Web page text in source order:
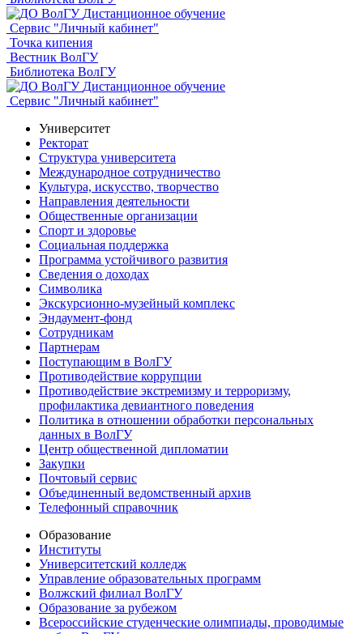
Дистанционное обучение
Сервис "Личный кабинет"
Точка кипения
Вестник ВолГУ
Библиотека ВолГУ
Дистанционное обучение
Сервис "Личный кабинет"
Университет
Ректорат
Структура университета
Международное сотрудничество
Культура, искусство, творчество
Направления деятельности
Общественные организации
Спорт и здоровье
Социальная поддержка
Программа устойчивого развития
Сведения о доходах
Символика
Экскурсионно-музейный комплекс
Эндаумент-фонд
Сотрудникам
Партнерам
Поступающим в ВолГУ
Противодействие коррупции
Противодействие экстремизму и терроризму,
профилактика девиантного поведения
Политика в отношении обработки персональных
данных в ВолГУ
Центр общественной дипломатии
Закупки
Почтовый сервис
Объединенный ведомственный архив
Телефонный справочник
Образование
Институты
Университетский колледж
Управление образовательных программ
Волжский филиал ВолГУ
Образование за рубежом
Всероссийские студенческие олимпиады, проводимые